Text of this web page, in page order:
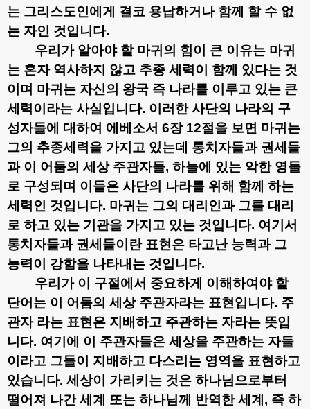
는 그리스도인에게 결코 용납하거나 함께 할 수 없
는 자인 것입니다.
우리가 알아야 할 마귀의 힘이 큰 이유는 마귀
는 혼자 역사하지 않고 추종 세력이 함께 있다는 것
이며 마귀는 자신의 왕국 즉 나라를 이루고 있는 큰
세력이라는 사실입니다. 이러한 사단의 나라의 구
성자들에 대하여 에베소서 6장12절을 보면 마귀는
그의 추종세력을 가지고 있는데 통치자들과 권세들
과 이 어둠의 세상 주관자들, 하늘에 있는 악한 영들
로 구성되며 이들은 사단의 나라를 위해 함께 하는
세력인 것입니다. 마귀는 그의 대리인과 그를 대리
로 하고 있는 기관을 가지고 있는 것입니다. 여기서
통치자들과 권세들이란 표현은 타고난 능력과 그
능력이 강함을 나타내는 것입니다.
우리가 이 구절에서 중요하게 이해하여야 할
단어는 이 어둠의 세상 주관자라는 표현입니다. 주
관자 라는 표현은 지배하고 주관하는 자라는 뜻입
니다. 여기에 이 주관자들은 세상을 주관하는 자들
이라고 그들이 지배하고 다스리는 영역을 표현하고
있습니다. 세상이 가리키는 것은 하나님으로부터
떨어져 나간 세계 또는 하나님께 반역한 세계 , 즉 하